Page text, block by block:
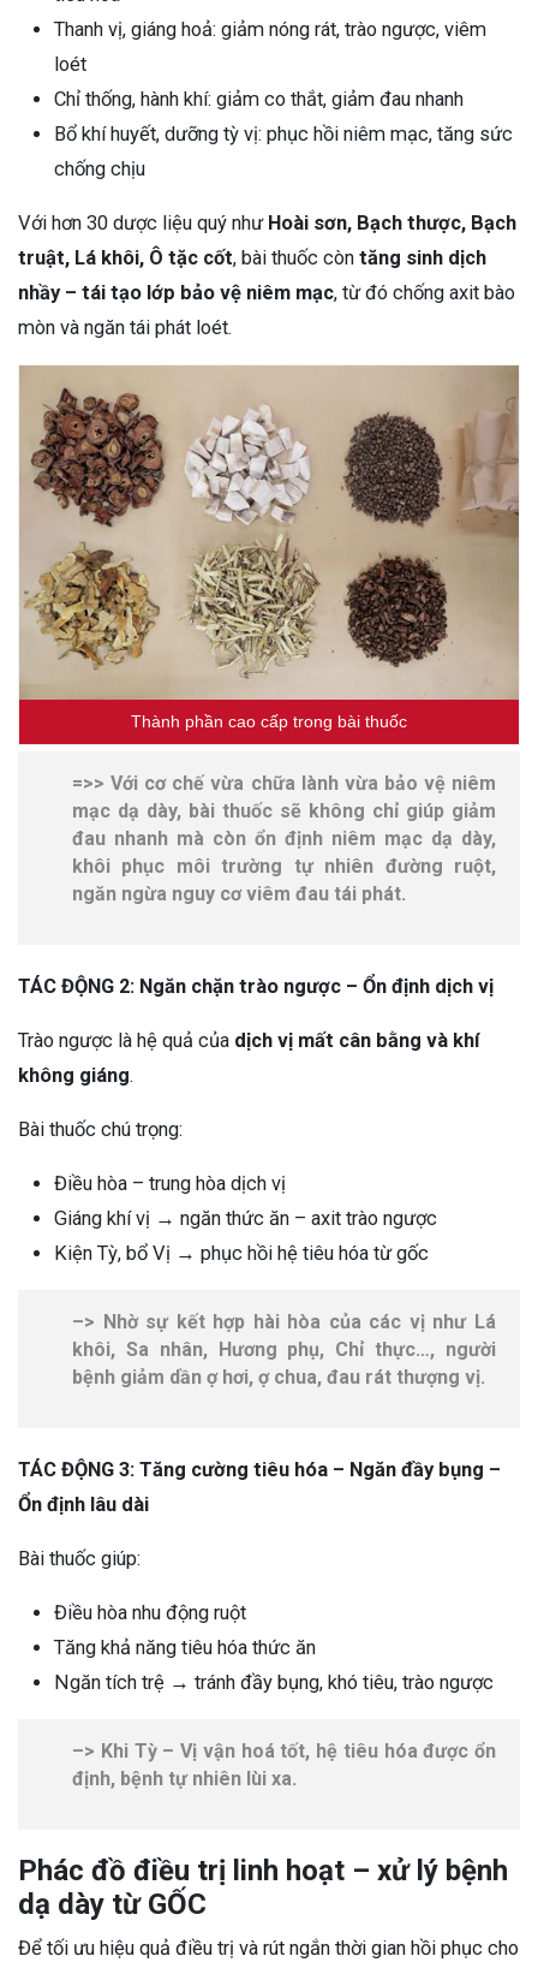
Thanh vị, giáng hoả: giảm nóng rát, trào ngược, viêm
loét
Chỉ thống, hành khí: giảm co thắt, giảm đau nhanh
Bổ khí huyết, dưỡng tỳ vị: phục hồi niêm mạc, tăng sức
chống chịu
Với hơn 30 dược liệu quý như Hoài sơn, Bạch thược, Bạch
truật, Lá khôi, Ô tặc cốt, bài thuốc còn tăng sinh dịch
nhầy – tái tạo lớp bảo vệ niêm mạc, từ đó chống axit bào
mòn và ngăn tái phát loét.
Thành phần cao cấp trong bài thuốc
=>> Với cơ chế vừa chữa lành vừa bảo vệ niêm
mạc dạ dày, bài thuốc sẽ không chỉ giúp giảm
đau nhanh mà còn ổn định niêm mạc dạ dày,
khôi phục môi trường tự nhiên đường ruột,
ngăn ngừa nguy cơ viêm đau tái phát.
TÁC ĐỘNG 2: Ngăn chặn trào ngược – Ổn định dịch vị
Trào ngược là hệ quả của dịch vị mất cân bằng và khí
không giáng.
Bài thuốc chú trọng:
Điều hòa – trung hòa dịch vị
Giáng khí vị → ngăn thức ăn – axit trào ngược
Kiện Tỳ, bổ Vị → phục hồi hệ tiêu hóa từ gốc
–> Nhờ sự kết hợp hài hòa của các vị như Lá
khôi, Sa nhân, Hương phụ, Chỉ thực…, người
bệnh giảm dần ợ hơi, ợ chua, đau rát thượng vị.
TÁC ĐỘNG 3: Tăng cường tiêu hóa – Ngăn đầy bụng –
Ổn định lâu dài
Bài thuốc giúp:
Điều hòa nhu động ruột
Tăng khả năng tiêu hóa thức ăn
Ngăn tích trệ → tránh đầy bụng, khó tiêu, trào ngược
–> Khi Tỳ – Vị vận hoá tốt, hệ tiêu hóa được ổn
định, bệnh tự nhiên lùi xa.
Phác đồ điều trị linh hoạt – xử lý bệnh
dạ dày từ GỐC
Để tối ưu hiệu quả điều trị và rút ngắn thời gian hồi phục cho